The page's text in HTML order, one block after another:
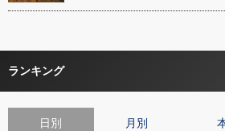
ランキング
日別 月別